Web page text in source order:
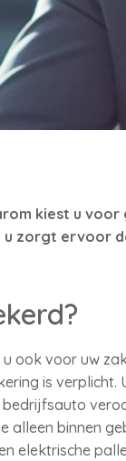
kiest u voor
zorgt ervoor
ook voor uw
is
bedrijfsauto
alleen binnen
elektrische